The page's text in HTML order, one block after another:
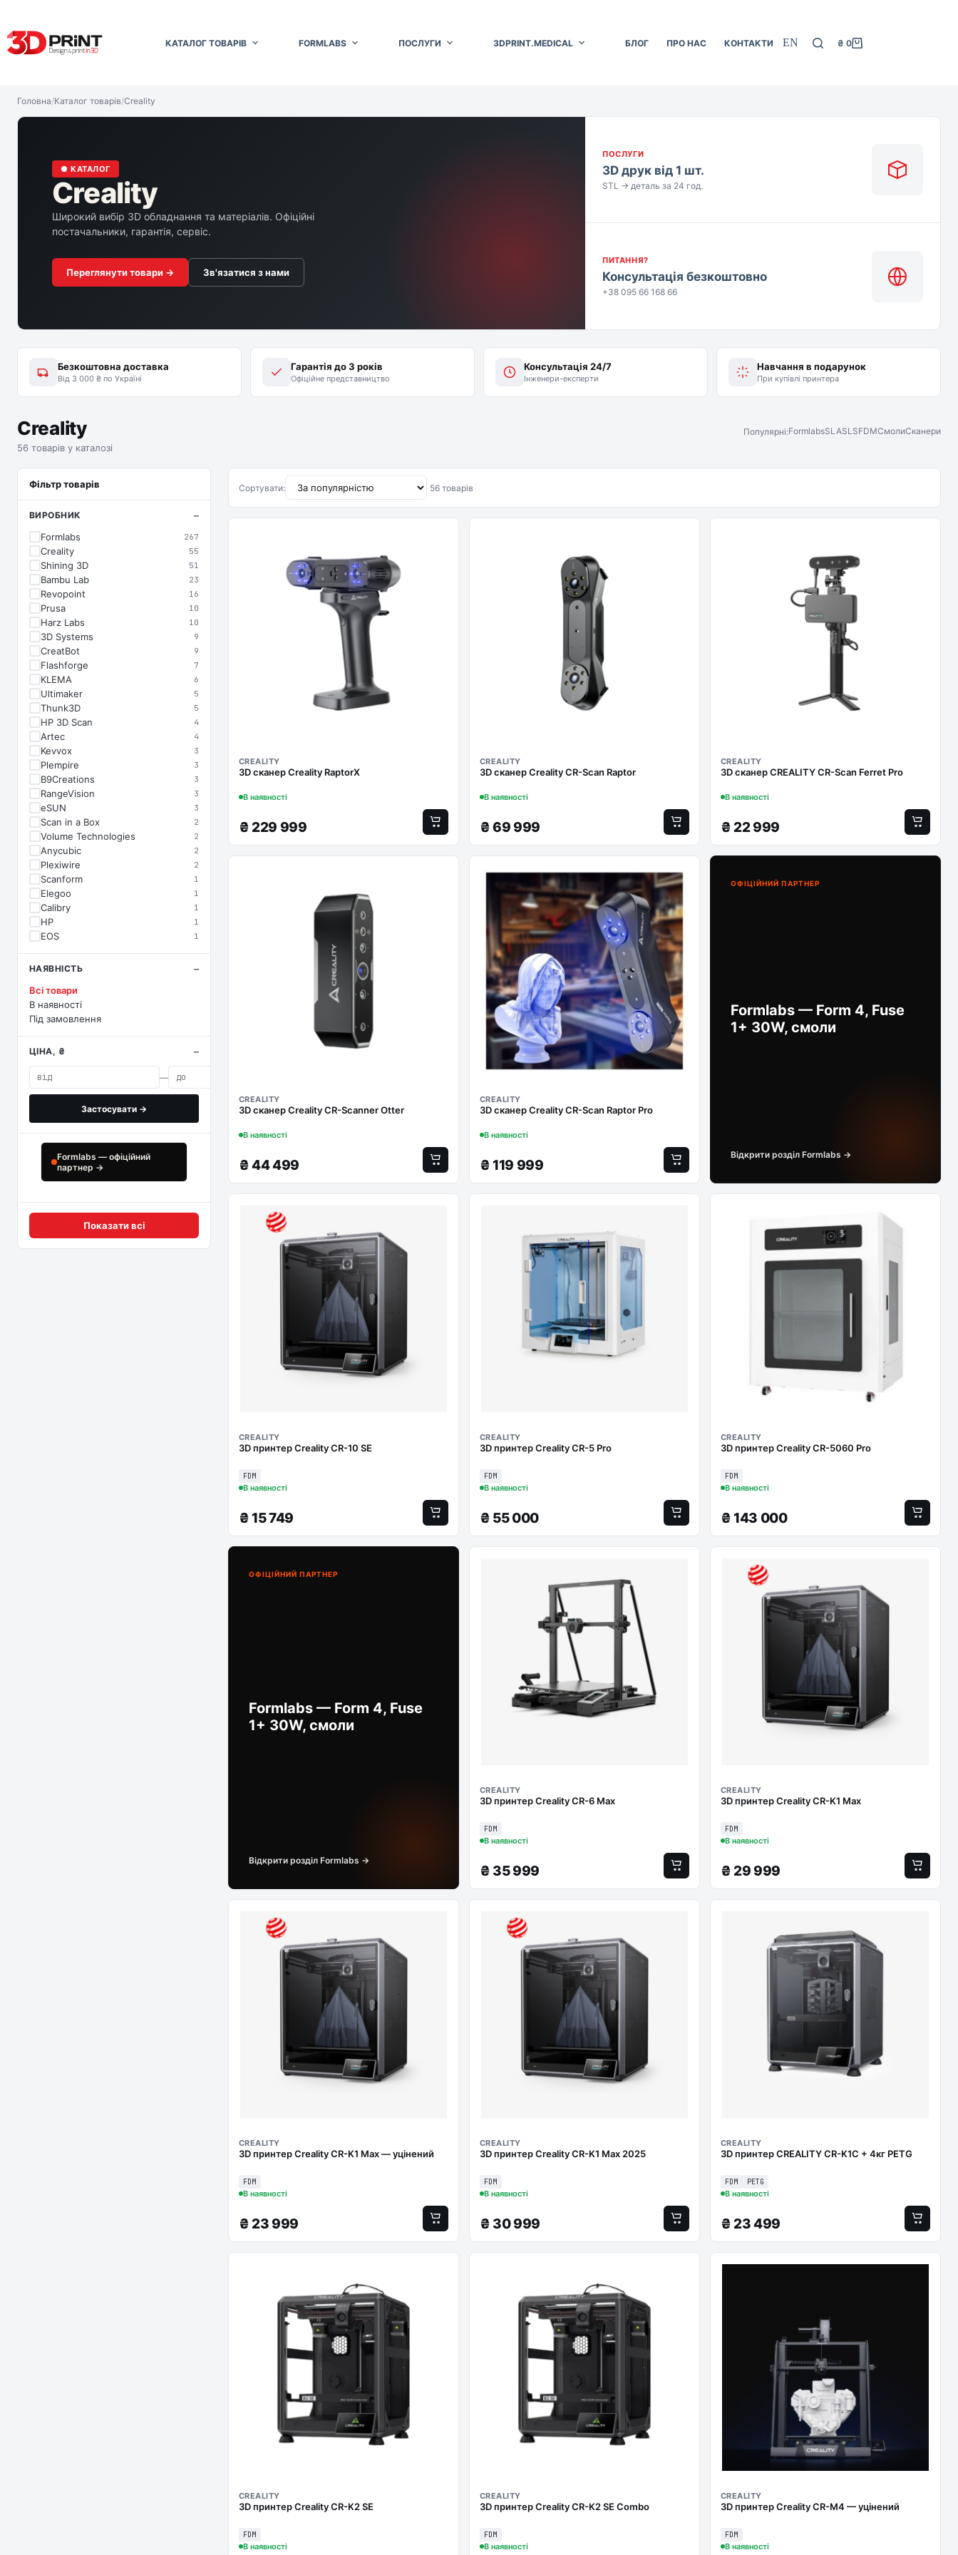
вмісту
КАТАЛОГ ТОВАРІВ FORMLABS ПОСЛУГИ 3DPRINT.MEDICAL БЛОГ ПРО НАС КОНТАКТИ EN Кошик
₴ 0
Головна/Каталог товарів/Creality
● КАТАЛОГ
Creality
Широкий вибір 3D обладнання та матеріалів. Офіційні
постачальники, гарантія, сервіс.
Переглянути товари → Зв'язатися з нами
ПОСЛУГИ
3D друк від 1 шт.
STL → деталь за 24 год.
ПИТАННЯ?
Консультація безкоштовно
+38 095 66 168 66
Безкоштовна доставка
Від 3 000 ₴ по Україні
Гарантія до 3 років
Офіційне представництво
Консультація 24/7
Інженери-експерти
Навчання в подарунок
При купівлі принтера
Creality
56 товарів у каталозі
Популярні:FormlabsSLASLSFDMСмолиСканери
Фільтр товарів
ВИРОБНИК
Formlabs 267
Creality 55
Shining 3D 51
Bambu Lab 23
Revopoint 16
Prusa 10
Harz Labs 10
3D Systems 9
CreatBot 9
Flashforge 7
KLEMA 6
Ultimaker 5
Thunk3D 5
HP 3D Scan 4
Artec 4
Kevvox 3
Plempire 3
B9Creations 3
RangeVision 3
eSUN 3
Scan in a Box 2
Volume Technologies 2
Anycubic 2
Plexiwire 2
Scanform 1
Elegoo 1
Calibry 1
HP 1
EOS 1
НАЯВНІСТЬ
Всі товари
В наявності
Під замовлення
ЦІНА, ₴
—
Застосувати →
Formlabs — офіційний
партнер →
Показати всі
Сортувати: 56 товарів
CREALITY
3D сканер Creality RaptorX
В наявності
₴ 229 999
CREALITY
3D сканер Creality CR-Scan Raptor
В наявності
₴ 69 999
CREALITY
3D сканер CREALITY CR-Scan Ferret Pro
В наявності
₴ 22 999
CREALITY
3D сканер Creality CR-Scanner Otter
В наявності
₴ 44 499
CREALITY
3D сканер Creality CR-Scan Raptor Pro
В наявності
₴ 119 999
ОФІЦІЙНИЙ ПАРТНЕР
Formlabs — Form 4, Fuse
1+ 30W, смоли
Відкрити розділ Formlabs →
CREALITY
3D принтер Creality CR-10 SE
FDM
В наявності
₴ 15 749
CREALITY
3D принтер Creality CR-5 Pro
FDM
В наявності
₴ 55 000
CREALITY
3D принтер Creality CR-5060 Pro
FDM
В наявності
₴ 143 000
ОФІЦІЙНИЙ ПАРТНЕР
Formlabs — Form 4, Fuse
1+ 30W, смоли
Відкрити розділ Formlabs →
CREALITY
3D принтер Creality CR-6 Max
FDM
В наявності
₴ 35 999
CREALITY
3D принтер Creality CR-K1 Max
FDM
В наявності
₴ 29 999
CREALITY
3D принтер Creality CR-K1 Max — уцінений
FDM
В наявності
₴ 23 999
CREALITY
3D принтер Creality CR-K1 Max 2025
FDM
В наявності
₴ 30 999
CREALITY
3D принтер CREALITY CR-K1C + 4кг PETG
FDM PETG
В наявності
₴ 23 499
CREALITY
3D принтер Creality CR-K2 SE
FDM
В наявності
CREALITY
3D принтер Creality CR-K2 SE Combo
FDM
В наявності
CREALITY
3D принтер Creality CR-M4 — уцінений
FDM
В наявності